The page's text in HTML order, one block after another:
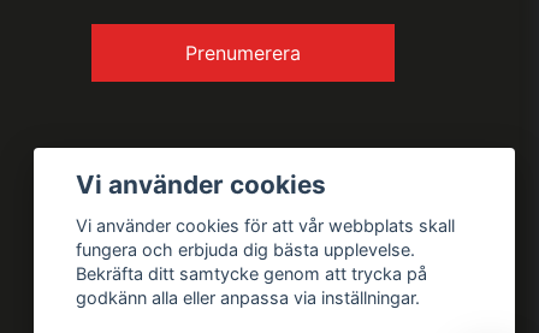
Prenumerera
Vi använder cookies
Vi använder cookies för att vår webbplats skall
fungera och erbjuda dig bästa upplevelse.
Bekräfta ditt samtycke genom att trycka på
godkänn alla eller anpassa via inställningar.